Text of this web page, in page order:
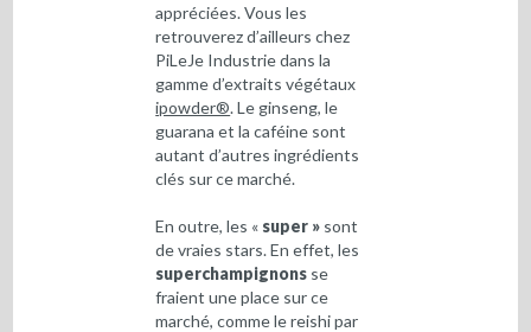
appréciées. Vous les
retrouverez d’ailleurs chez
PiLeJe Industrie dans la
gamme d’extraits végétaux
ipowder®. Le ginseng, le
guarana et la caféine sont
autant d’autres ingrédients
clés sur ce marché.
En outre, les « super » sont
de vraies stars. En effet, les
superchampignons se
fraient une place sur ce
marché, comme le reishi par